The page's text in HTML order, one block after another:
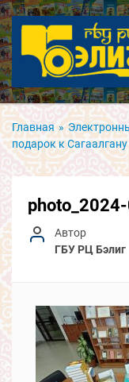
Главная »
подарок к Сагаалгану
Автор
ГБУ РЦ Бэлиг